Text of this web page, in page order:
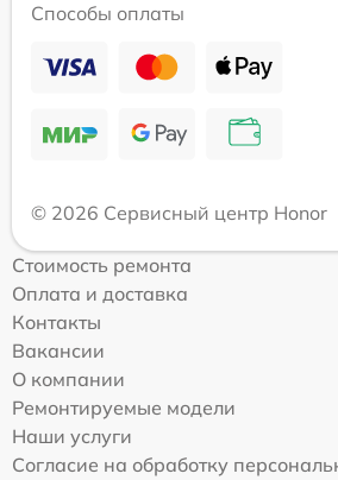
Способы оплаты
© 2026 Сервисный центр Honor
Стоимость ремонта
Оплата и доставка
Контакты
Вакансии
О компании
Ремонтируемые модели
Наши услуги
Согласие на обработку